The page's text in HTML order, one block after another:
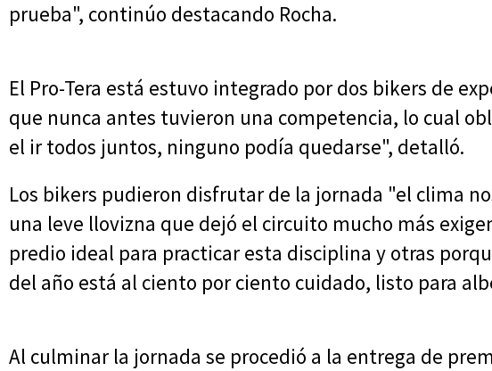
prueba", continúo destacando Rocha.
El Pro-Tera está estuvo integrado por dos bikers de
que nunca antes tuvieron una competencia, lo cual
el ir todos juntos, ninguno podía quedarse", detalló.
Los bikers pudieron disfrutar de la jornada "el clima
una leve llovizna que dejó el circuito mucho más
predio ideal para practicar esta disciplina y otras
del año está al ciento por ciento cuidado, listo para
Al culminar la jornada se procedió a la entrega de